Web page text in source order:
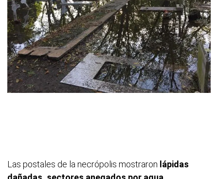
Las postales de la necrópolis mostraron lápidas